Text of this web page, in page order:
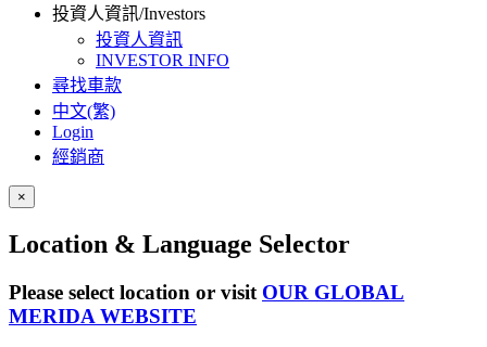
投資人資訊/Investors
投資人資訊
INVESTOR INFO
尋找車款
中文(繁)
Login
經銷商
×
Location & Language Selector
Please select location or visit OUR GLOBAL
MERIDA WEBSITE